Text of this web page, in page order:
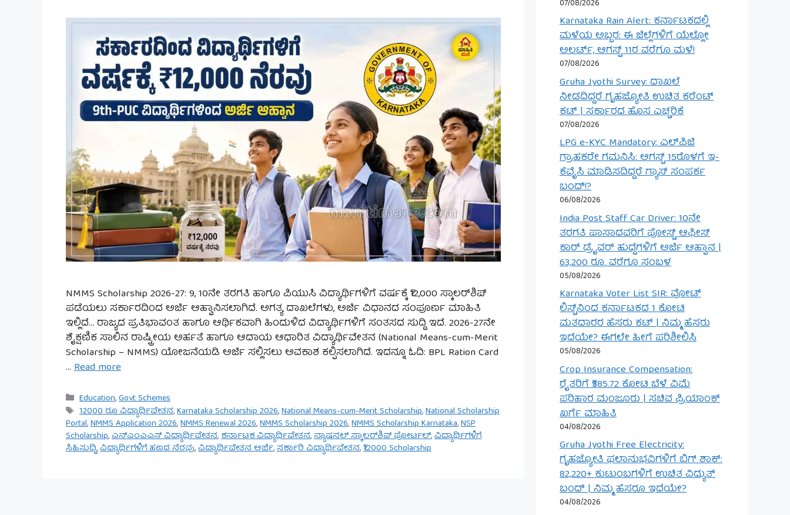
NMMS Scholarship 2026-27: 9, 10ನೇ ತರಗತಿ ಹಾಗೂ ಪಿಯುಸಿ ವಿದ್ಯಾರ್ಥಿಗಳಿಗೆ ವರ್ಷಕ್ಕೆ ₹12,000 ಸ್ಕಾಲರ್‌ಶಿಪ್
ಪಡೆಯಲು ಸರ್ಕಾರದಿಂದ ಅರ್ಜಿ ಆಹ್ವಾನಿಸಲಾಗಿದೆ. ಅಗತ್ಯ ದಾಖಲೆಗಳು, ಅರ್ಜಿ ವಿಧಾನದ ಸಂಪೂರ್ಣ ಮಾಹಿತಿ
ಇಲ್ಲಿದೆ… ರಾಜ್ಯದ ಪ್ರತಿಭಾವಂತ ಹಾಗೂ ಆರ್ಥಿಕವಾಗಿ ಹಿಂದುಳಿದ ವಿದ್ಯಾರ್ಥಿಗಳಿಗೆ ಸಂತಸದ ಸುದ್ದಿ ಇದೆ. 2026-27ನೇ
ಶೈಕ್ಷಣಿಕ ಸಾಲಿನ ರಾಷ್ಟ್ರೀಯ ಅರ್ಹತೆ ಹಾಗೂ ಆದಾಯ ಆಧಾರಿತ ವಿದ್ಯಾರ್ಥಿವೇತನ (National Means-cum-Merit
Scholarship – NMMS) ಯೋಜನೆಯಡಿ ಅರ್ಜಿ ಸಲ್ಲಿಸಲು ಅವಕಾಶ ಕಲ್ಪಿಸಲಾಗಿದೆ. ಇದನ್ನೂ ಓದಿ: BPL Ration Card
… Read more
Categories
Education,Govt Schemes
Tags
12000 ರೂ ವಿದ್ಯಾರ್ಥಿವೇತನ,Karnataka Scholarship 2026,National Means-cum-Merit Scholarship,National Scholarship
Portal,NMMS Application 2026,NMMS Renewal 2026,NMMS Scholarship 2026,NMMS Scholarship Karnataka,NSP
Scholarship,ಎನ್‌ಎಂಎಎಸ್ ವಿದ್ಯಾರ್ಥಿವೇತನ,ಕರ್ನಾಟಕ ವಿದ್ಯಾರ್ಥಿವೇತನ,ನ್ಯಾಷನಲ್ ಸ್ಕಾಲರ್‌ಶಿಪ್ ಪೋರ್ಟಲ್,ವಿದ್ಯಾರ್ಥಿಗಳಿಗೆ
ಸಿಹಿಸುದ್ದಿ,ವಿದ್ಯಾರ್ಥಿಗಳಿಗೆ ಹಣದ ನೆರವು,ವಿದ್ಯಾರ್ಥಿವೇತನ ಅರ್ಜಿ,ಸರ್ಕಾರಿ ವಿದ್ಯಾರ್ಥಿವೇತನ,₹12000 Scholarship
07/08/2026
Karnataka Rain Alert: ಕರ್ನಾಟಕದಲ್ಲಿ
ಮಳೆಯ ಅಬ್ಬರ: ಈ ಜಿಲ್ಲೆಗಳಿಗೆ ಯೆಲ್ಲೋ
ಅಲರ್ಟ್, ಆಗಸ್ಟ್ 11ರ ವರೆಗೂ ಮಳೆ!
07/08/2026
Gruha Jyothi Survey: ದಾಖಲೆ
ನೀಡದಿದ್ದರೆ ಗೃಹಜ್ಯೋತಿ ಉಚಿತ ಕರೆಂಟ್
ಕಟ್ | ಸರ್ಕಾರದ ಹೊಸ ಎಚ್ಚರಿಕೆ
07/08/2026
LPG e-KYC Mandatory: ಎಲ್‌ಪಿಜಿ
ಗ್ರಾಹಕರೇ ಗಮನಿಸಿ: ಆಗಸ್ಟ್ 15ರೊಳಗೆ ಇ-
ಕೆವೈಸಿ ಮಾಡಿಸದಿದ್ದರೆ ಗ್ಯಾಸ್ ಸಂಪರ್ಕ
ಬಂದ್!?
06/08/2026
India Post Staff Car Driver: 10ನೇ
ತರಗತಿ ಪಾಸಾದವರಿಗೆ ಪೋಸ್ಟ್ ಆಫೀಸ್
ಕಾರ್ ಡ್ರೈವರ್ ಹುದ್ದೆಗಳಿಗೆ ಅರ್ಜಿ ಆಹ್ವಾನ |
63,200 ರೂ. ವರೆಗೂ ಸಂಬಳ
05/08/2026
Karnataka Voter List SIR: ವೋಟ್
ಲಿಸ್ಟ್‌ನಿಂದ ಕರ್ನಾಟಕದ 1 ಕೋಟಿ
ಮತದಾರರ ಹೆಸರು ಕಟ್ | ನಿಮ್ಮ ಹೆಸರು
ಇದೆಯೇ? ಈಗಲೇ ಹೀಗೆ ಪರಿಶೀಲಿಸಿ
05/08/2026
Crop Insurance Compensation:
ರೈತರಿಗೆ ₹585.72 ಕೋಟಿ ಬೆಳೆ ವಿಮೆ
ಪರಿಹಾರ ಮಂಜೂರು | ಸಚಿವ ಪ್ರಿಯಾಂಕ್
ಖರ್ಗೆ ಮಾಹಿತಿ
04/08/2026
Gruha Jyothi Free Electricity:
ಗೃಹಜ್ಯೋತಿ ಫಲಾನುಭವಿಗಳಿಗೆ ಬಿಗ್ ಶಾಕ್:
82,220+ ಕುಟುಂಬಗಳಿಗೆ ಉಚಿತ ವಿದ್ಯುತ್
ಬಂದ್ | ನಿಮ್ಮ ಹೆಸರೂ ಇದೆಯೇ?
04/08/2026